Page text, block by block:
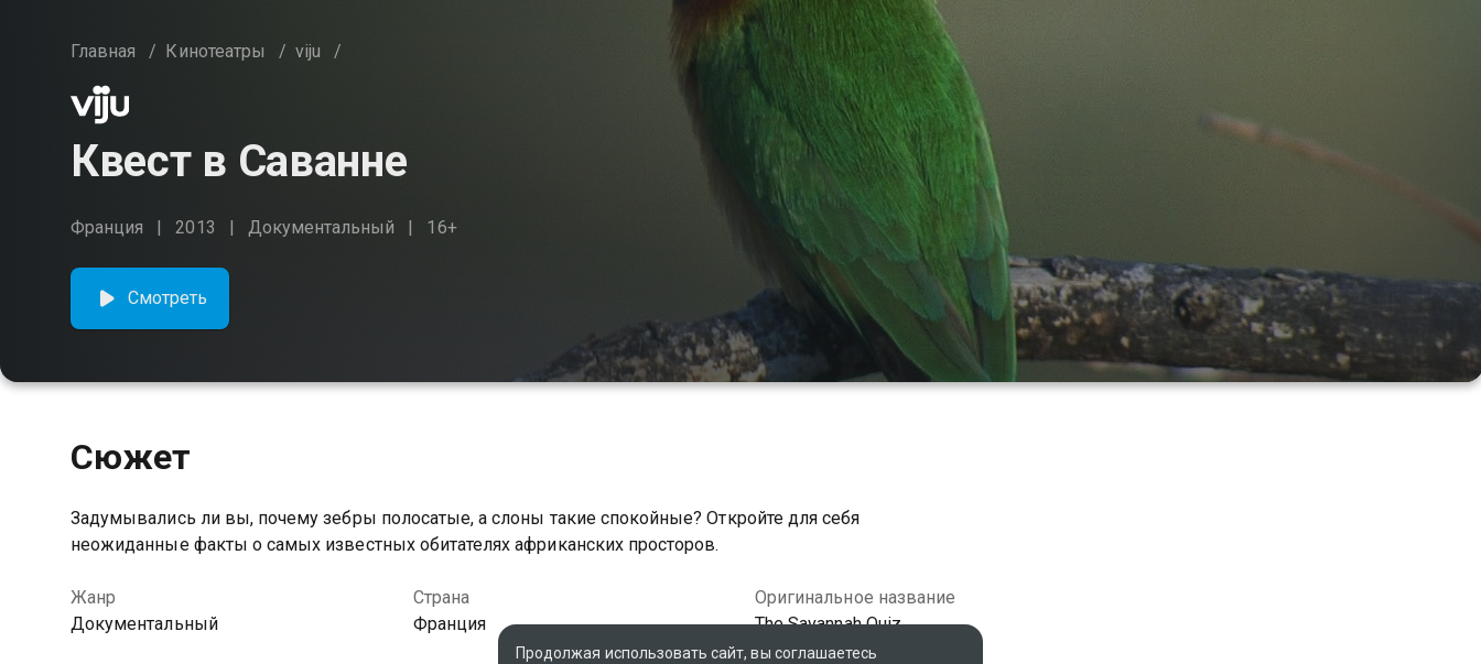
Главная / Кинотеатры / viju /
Квест в Саванне
Франция 2013 Документальный 16+
Смотреть
Сюжет
Задумывались ли вы, почему зебры полосатые, а слоны такие спокойные? Откройте для себя
неожиданные факты о самых известных обитателях африканских просторов.
Жанр
Документальный
Страна
Франция
Оригинальное название
The Savannah Quiz
Продолжая использовать сайт, вы соглашаетесь